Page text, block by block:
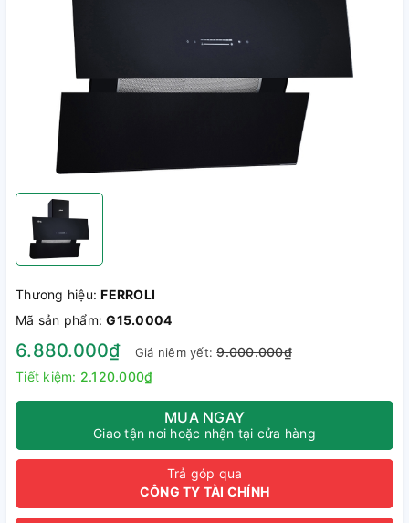
Thương hiệu:FERROLI
Mã sản phẩm:G15.0004
6.880.000₫ Giá niêm yết:9.000.000₫
Tiết kiệm: 2.120.000₫
MUA NGAY
Giao tận nơi hoặc nhận tại cửa hàng
Trả góp qua
CÔNG TY TÀI CHÍNH